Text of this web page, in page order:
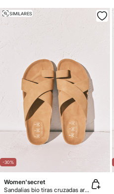
-30%
SIMILARES
Women'secret
Sandalias bio tiras cruzadas arena